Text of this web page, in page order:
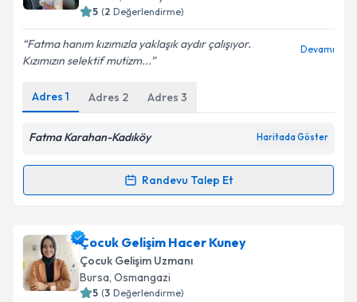
posta ile bilgilendireceğiz.
E-posta Adresiniz
Kişisel verilerimin işlenmesine ilişkinAydınlatma
Metni'ni okudum ve kişisel verilerimin belirtilen
Takvim Talebini Gönder
5 (2 Değerlendirme)
Fatma hanım kızımızla yaklaşık aydır çalışıyor.
Kızımızın selektif mutizm...
Devamı
Adres 1 Adres 2 Adres 3
Fatma Karahan-Kadıköy Haritada Göster
Randevu Talep Et
Randevu Takvimi Talebi
Çocuk Gelişim Uzmanı Fatma Karahan
randevu takvimi talebi oluşturun. Size bu uzmandan
randevu almanız için bir takvim hazırlandığında e-
posta ile bilgilendireceğiz.
Çocuk Gelişim Hacer Kuney
Çocuk Gelişim Uzmanı
Bursa, Osmangazi
5 (3 Değerlendirme)